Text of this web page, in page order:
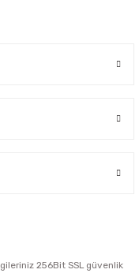
256Bit SSL güvenlik